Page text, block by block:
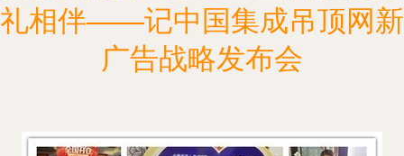
礼相伴——记中国集成吊顶网新
广告战略发布会